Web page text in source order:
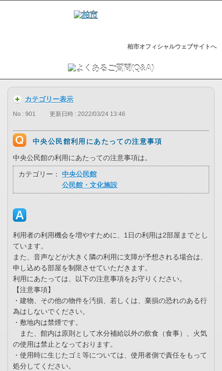
柏市オフィシャルウェブサイトへ
カテゴリー表示
No : 901 更新日時 : 2022/03/24 13:46
中央公民館利用にあたっての注意事項
中央公民館の利用にあたっての注意事項は。
カテゴリー：
中央公民館
公民館・文化施設
利用者の利用機会を増やすために、1日の利用は2部屋までとし
ています。
また、音声などが大きく隣の利用に支障が予想される場合は、
申し込める部屋を制限させていただきます。
利用にあたっては、以下の注意事項をお守りください。
【注意事項】
・建物、その他の物件を汚損、若しくは、棄損の恐れのある行
為はしないでください。
・敷地内は禁煙です。
また、館内は原則として水分補給以外の飲食（食事）、火気
の使用は禁止となっております。
・使用時に生じたゴミ等については、使用者側で責任をもって
処分してください。